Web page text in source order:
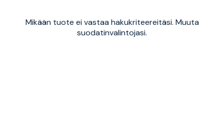
Mikään tuote ei vastaa hakukriteereitäsi. Muuta
suodatinvalintojasi.